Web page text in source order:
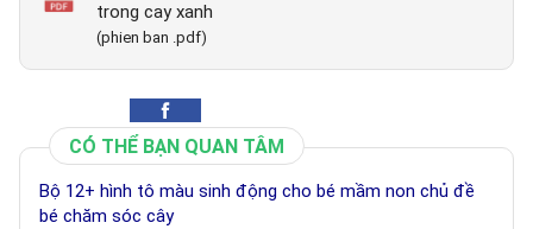
trong cay xanh
(phien ban .pdf)
CÓ THỂ BẠN QUAN TÂM
Bộ 12+ hình tô màu sinh động cho bé mầm non chủ đề
bé chăm sóc cây